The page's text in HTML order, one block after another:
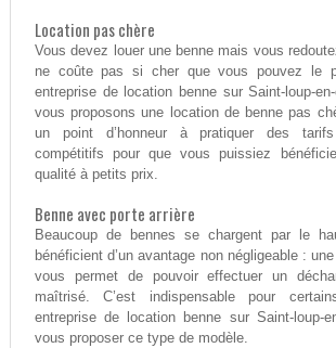
Location pas chère
Vous devez louer une benne mais vous
ne coûte pas si cher que vous pouvez le
entreprise de location benne sur Saint-loup-
vous proposons une location de benne pas
un point d’honneur à pratiquer des
compétitifs pour que vous puissiez
qualité à petits prix.
Benne avec porte arrière
Beaucoup de bennes se chargent par le
bénéficient d’un avantage non négligeable :
vous permet de pouvoir effectuer un
maîtrisé. C’est indispensable pour
entreprise de location benne sur Saint-loup-
vous proposer ce type de modèle.